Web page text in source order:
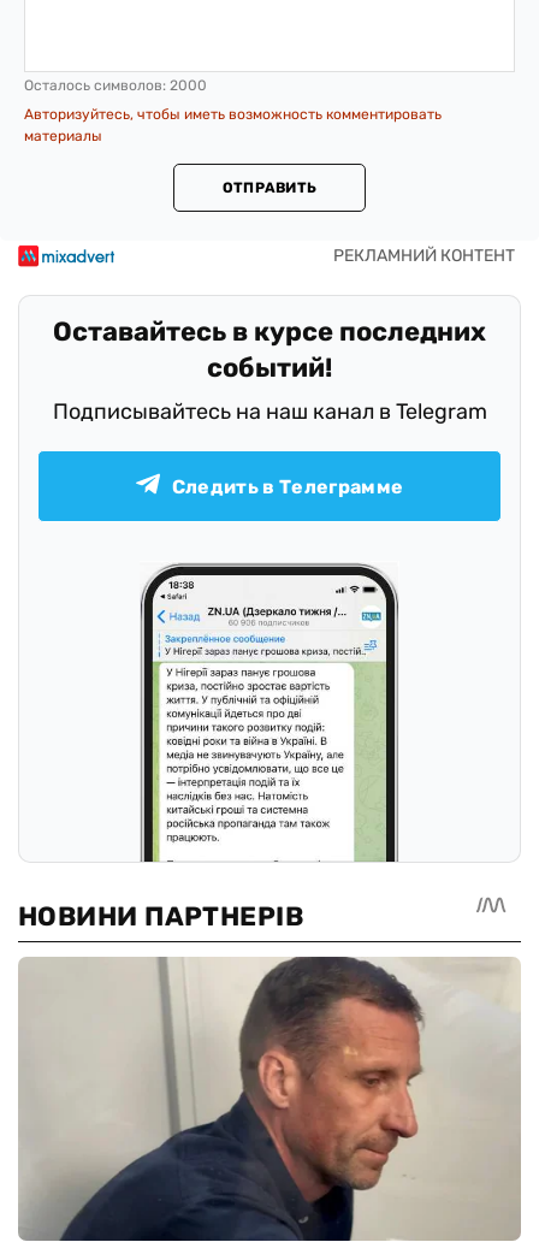
Осталось символов: 2000
Авторизуйтесь, чтобы иметь возможность комментировать
материалы
ОТПРАВИТЬ
Оставайтесь в курсе последних
событий!
Подписывайтесь на наш канал в Telegram
Следить в Телеграмме